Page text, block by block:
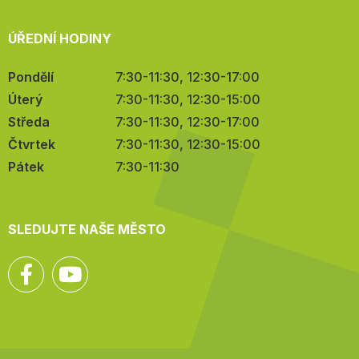
ÚŘEDNÍ HODINY
Pondělí
7:30-11:30, 12:30-17:00
Úterý
7:30-11:30, 12:30-15:00
Středa
7:30-11:30, 12:30-17:00
Čtvrtek
7:30-11:30, 12:30-15:00
Pátek
7:30-11:30
SLEDUJTE NAŠE MĚSTO
Facebook